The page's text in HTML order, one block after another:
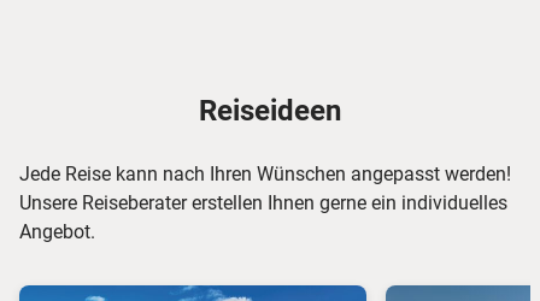
Reiseideen
Jede Reise kann nach Ihren Wünschen angepasst werden!
Unsere Reiseberater erstellen Ihnen gerne ein individuelles
Angebot.